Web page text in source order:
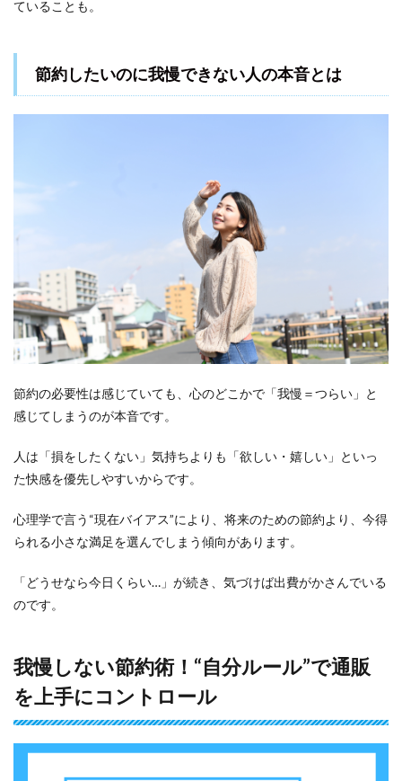
ニック
購入
に
「理
由」
価・
口コ
ミチ
ェッ
クで
冷静
さを
取り
戻す
購入
リス
ト＆
美ル
ール
で買
にメ
リハ
リを
節約
の成
功体
験を
増や
「可
ていることも。
節約したいのに我慢できない人の本音とは
節約の必要性は感じていても、心のどこかで「我慢＝つらい」と
感じてしまうのが本音です。
人は「損をしたくない」気持ちよりも「欲しい・嬉しい」といっ
た快感を優先しやすいからです。
心理学で言う“現在バイアス”により、将来のための節約より、今得
られる小さな満足を選んでしまう傾向があります。
「どうせなら今日くらい…」が続き、気づけば出費がかさんでいる
のです。
我慢しない節約術！“自分ルール”で通販
を上手にコントロール